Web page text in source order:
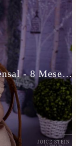
Ensaio de Acompanhamento Mensal - 8 Meses da Lara